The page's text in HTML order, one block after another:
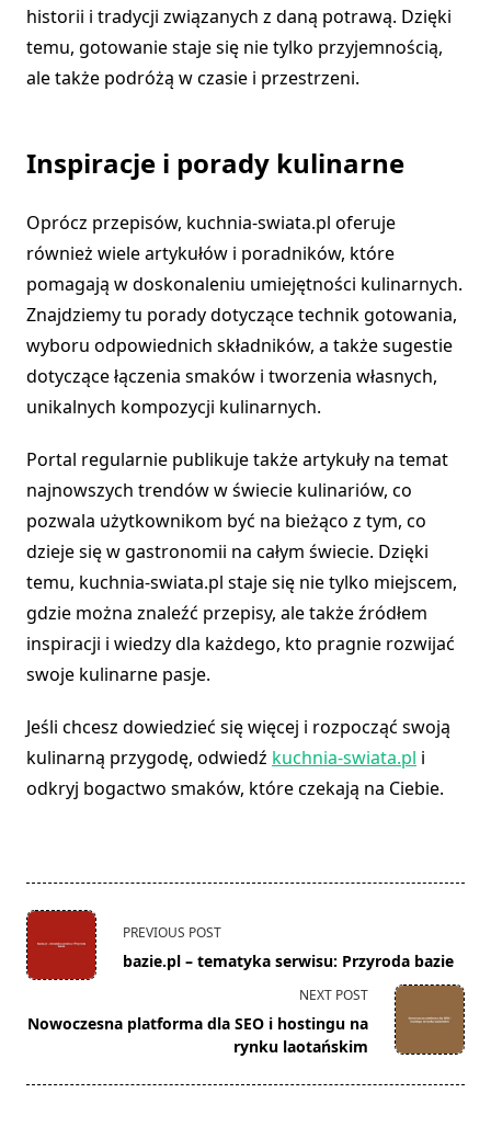
historii i tradycji związanych z daną potrawą. Dzięki
temu, gotowanie staje się nie tylko przyjemnością,
ale także podróżą w czasie i przestrzeni.
Inspiracje i porady kulinarne
Oprócz przepisów, kuchnia-swiata.pl oferuje
również wiele artykułów i poradników, które
pomagają w doskonaleniu umiejętności kulinarnych.
Znajdziemy tu porady dotyczące technik gotowania,
wyboru odpowiednich składników, a także sugestie
dotyczące łączenia smaków i tworzenia własnych,
unikalnych kompozycji kulinarnych.
Portal regularnie publikuje także artykuły na temat
najnowszych trendów w świecie kulinariów, co
pozwala użytkownikom być na bieżąco z tym, co
dzieje się w gastronomii na całym świecie. Dzięki
temu, kuchnia-swiata.pl staje się nie tylko miejscem,
gdzie można znaleźć przepisy, ale także źródłem
inspiracji i wiedzy dla każdego, kto pragnie rozwijać
swoje kulinarne pasje.
Jeśli chcesz dowiedzieć się więcej i rozpocząć swoją
kulinarną przygodę, odwiedź kuchnia-swiata.pl i
odkryj bogactwo smaków, które czekają na Ciebie.
<span
class="nav-
subtitle
reader-
PREVIOUS POST
bazie.pl – tematyka serwisu: Przyroda bazie
NEXT POST
Nowoczesna platforma dla SEO i hostingu na
rynku laotańskim